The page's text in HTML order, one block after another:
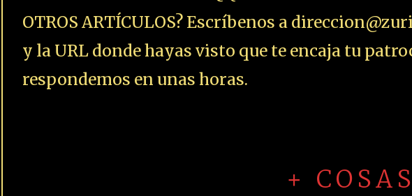
OTROS ARTÍCULOS? Escríbenos a
y la URL donde hayas visto que te encaja tu
respondemos en unas horas.
+ COSAS